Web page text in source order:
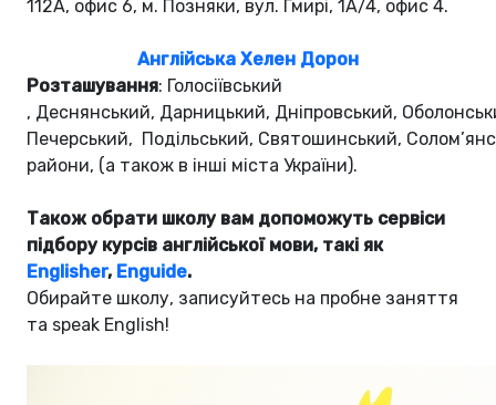
112А, офис 6, м. Позняки, вул. Гмирі, 1А/4, офис 4.
Англійська Хелен Дорон
Розташування: Голосіївський
, Деснянський, Дарницький, Дніпровський,
Печерський, Подільський, Святошинський,
райони, (а також в інші міста України).
Також обрати школу вам допоможуть сервіси
підбoру курсів англійської мови, такі як
Englisher, Enguide.
Обирайте школу, записуйтесь на пробне заняття
та speak English!